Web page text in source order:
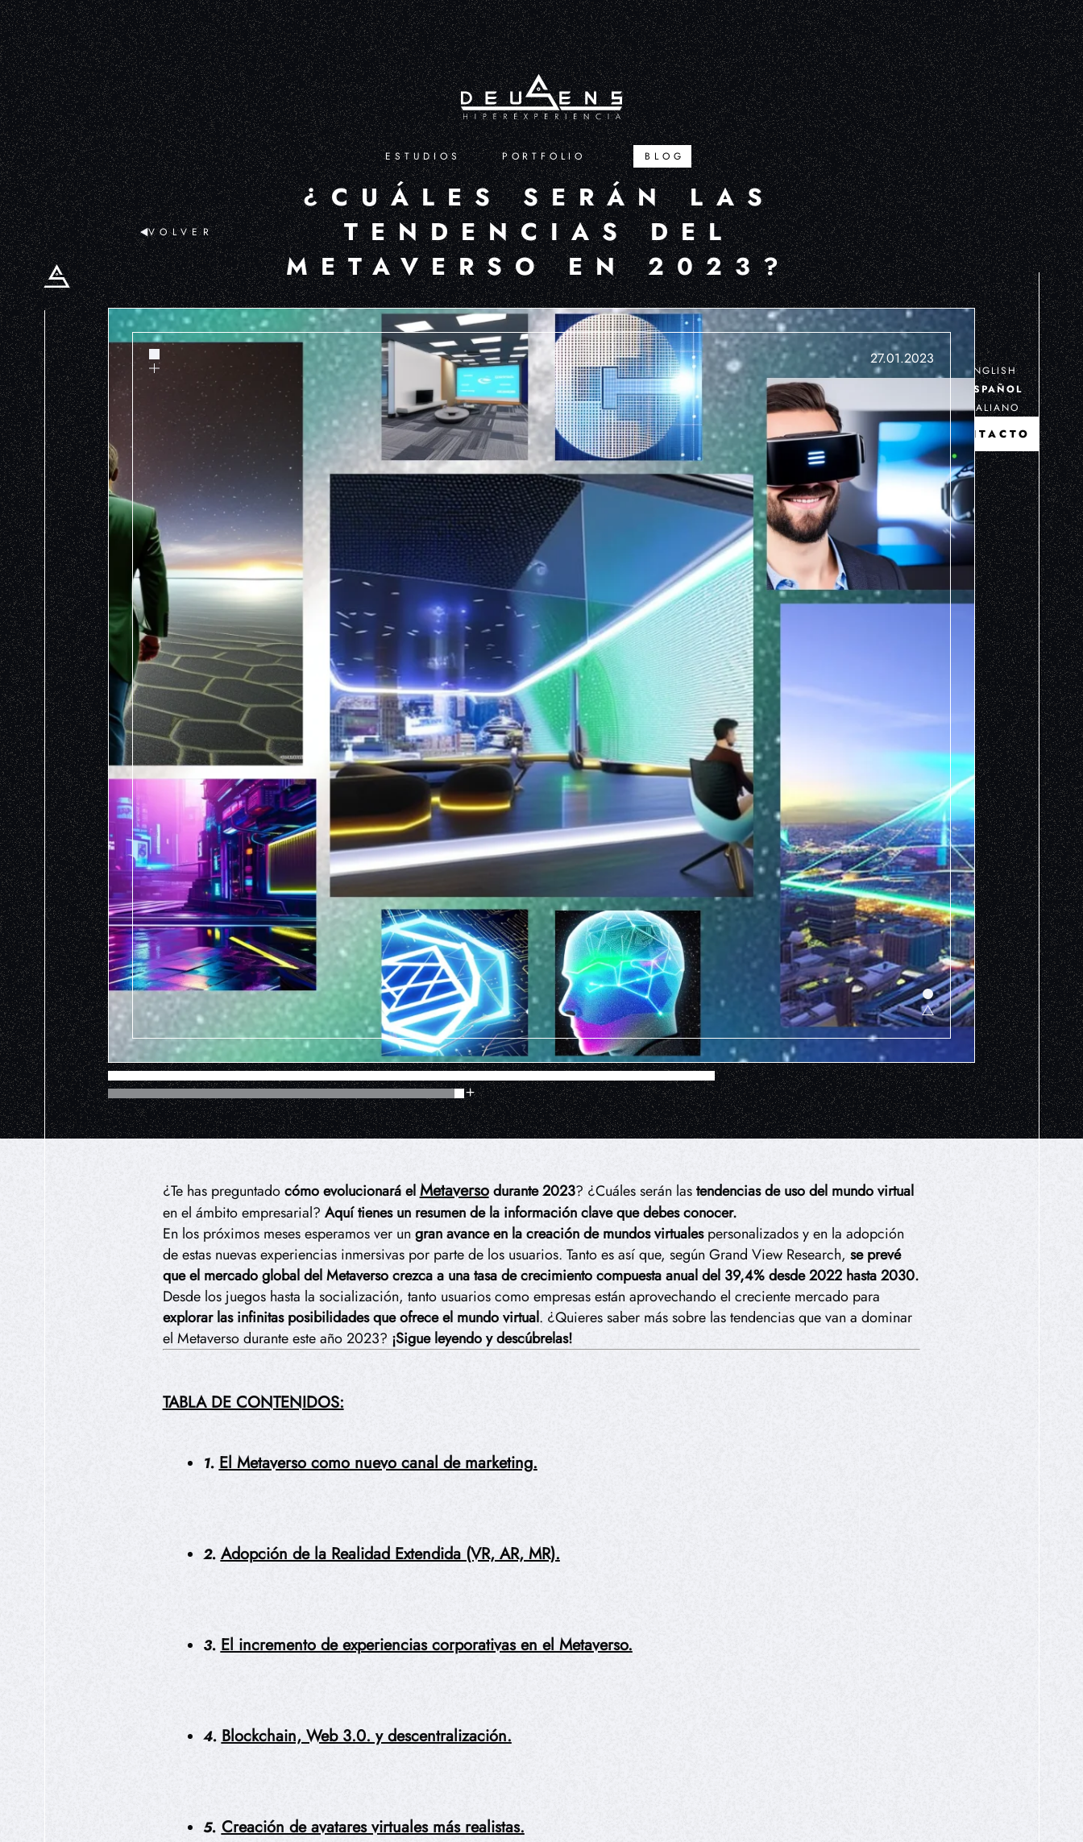
ENGLISH
ESPAÑOL
ITALIANO
CONTACTO
ESTUDIOS PORTFOLIO BLOG
VOLVER
¿CUÁLES SERÁN LAS
TENDENCIAS DEL
METAVERSO EN 2023?
27.01.2023
¿Te has preguntadocómo evolucionará elMetaversodurante 2023? ¿Cuáles serán lastendencias de uso del mundo virtual
en el ámbito empresarial? Aquí tienes un resumen de la información clave que debes conocer.
En los próximos meses esperamos ver ungran avance en la creación de mundos virtualespersonalizados y en la adopción
de estas nuevas experiencias inmersivas por parte de los usuarios. Tanto es así que, según Grand View Research, se prevé
que el mercado global del Metaverso crezca a una tasa de crecimiento compuesta anual del 39,4% desde 2022 hasta 2030.
Desde los juegos hasta la socialización, tanto usuarios como empresas están aprovechando el creciente mercado para
explorar las infinitas posibilidades que ofrece el mundo virtual. ¿Quieres saber más sobre las tendencias que van a dominar
el Metaverso durante este año 2023? ¡Sigue leyendo y descúbrelas!
TABLA DE CONTENIDOS:
1. El Metaverso como nuevo canal de marketing.
2. Adopción de la Realidad Extendida (VR, AR, MR).
3. El incremento de experiencias corporativas en el Metaverso.
4. Blockchain, Web 3.0. y descentralización.
5. Creación de avatares virtuales más realistas.